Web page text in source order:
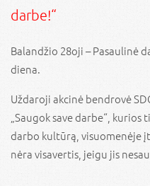
darbe!“
Balandžio 28oji – Pasaulinė
diena.
Uždaroji akcinė bendrovė
„Saugok save darbe“,
darbo kultūrą, visuomenėje
nėra visavertis, jeigu jis